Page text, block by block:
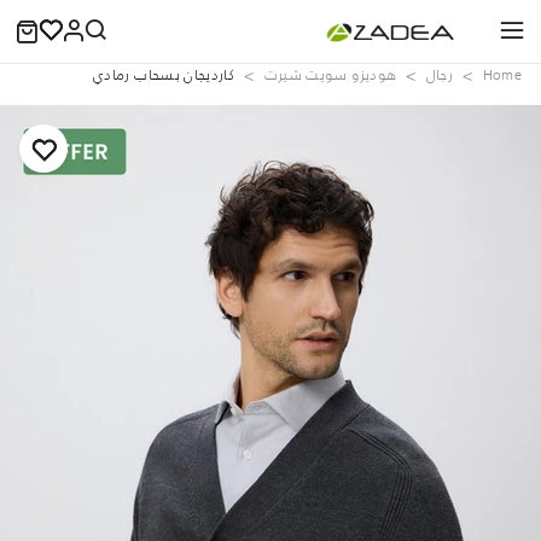
Home رجال هوديزو سويت شيرت كارديجان بسحاب رمادي